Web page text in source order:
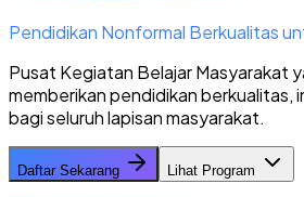
Pendidikan Nonformal Berkualitas
Pusat Kegiatan Belajar Masyarakat
memberikan pendidikan berkualitas,
bagi seluruh lapisan masyarakat.
Daftar Sekarang Lihat Program